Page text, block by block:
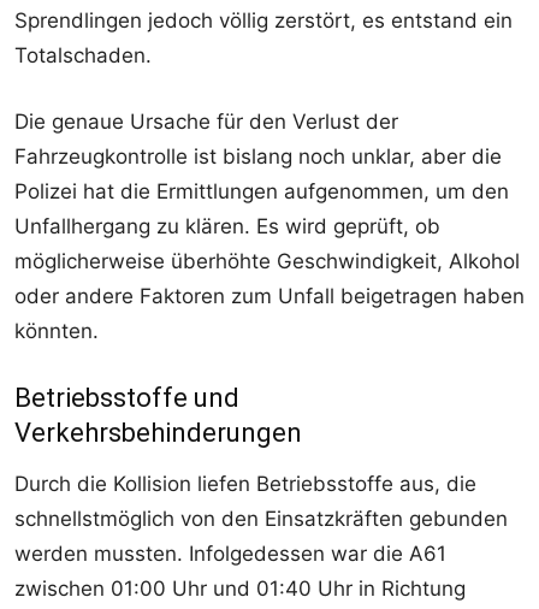
Sprendlingen jedoch völlig zerstört, es entstand ein
Totalschaden.
Die genaue Ursache für den Verlust der
Fahrzeugkontrolle ist bislang noch unklar, aber die
Polizei hat die Ermittlungen aufgenommen, um den
Unfallhergang zu klären. Es wird geprüft, ob
möglicherweise überhöhte Geschwindigkeit, Alkohol
oder andere Faktoren zum Unfall beigetragen haben
könnten.
Betriebsstoffe und
Verkehrsbehinderungen
Durch die Kollision liefen Betriebsstoffe aus, die
schnellstmöglich von den Einsatzkräften gebunden
werden mussten. Infolgedessen war die A61
zwischen 01:00 Uhr und 01:40 Uhr in Richtung